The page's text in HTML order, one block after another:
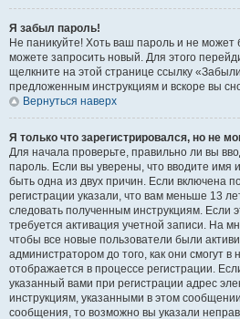
Я забыл пароль!
Не паникуйте! Хоть ваш пароль и не может
можете запросить новый. Для этого
щелкните на этой странице ссылку
предложенным инструкциям и вскоре вы
Вернуться наверх
Я только что зарегистрировался, но не
Для начала проверьте, правильно ли вы
пароль. Если вы уверены, что вводите имя
быть одна из двух причин. Если включена
регистрации указали, что вам меньше 13
следовать полученным инструкциям. Если
требуется активация учетной записи. На
чтобы все новые пользователи были
администратором до того, как они смогут
отображается в процессе регистрации.
указанный вами при регистрации адрес
инструкциям, указанными в этом
сообщения, то возможно вы указали